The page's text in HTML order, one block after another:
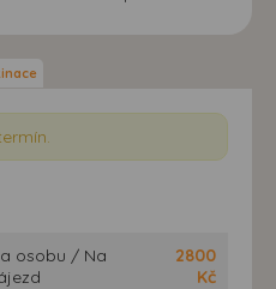
osobu / Na
2800
Kč